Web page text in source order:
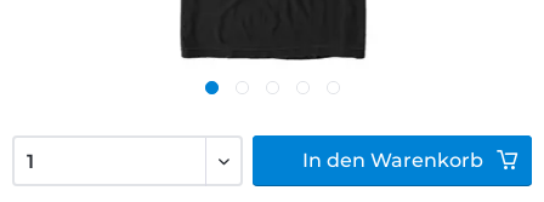
In den Warenkorb